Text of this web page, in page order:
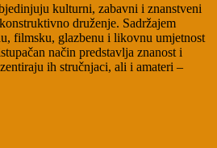
kulturni, zabavni i znanstveni
druženje. Sadržajem
filmsku, glazbenu i likovnu umjetnost
način predstavlja znanost i
ih stručnjaci, ali i amateri –